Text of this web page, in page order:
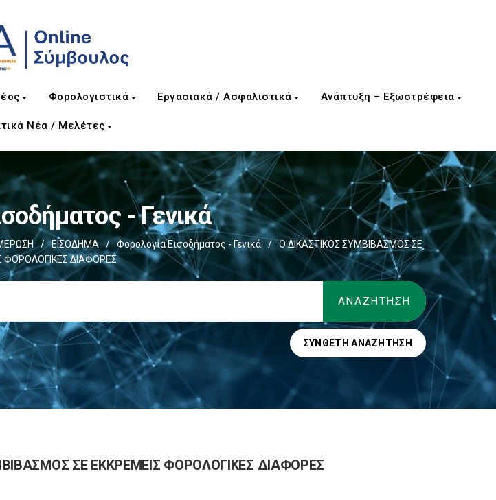
Φορολογιστικά Εργασιακά / Ασφαλιστικά Ανάπτυξη – Εξωστρέφεια
Νέα / Μελέτες
- Γενικά
/ ΕΙΣΟΔΗΜΑ / Φορολογία Εισοδήματος - Γενικά /
Ο ΔΙΚΑΣΤΙΚΟΣ ΣΥΜΒΙΒΑΣΜΟΣ ΣΕ
ΦΟΡΟΛΟΓΙΚΕΣ ΔΙΑΦΟΡΕΣ
ΣΎΝΘΕΤΗ ΑΝΑΖΉΤΗΣΗ
ΣΕ ΕΚΚΡΕΜΕΙΣ ΦΟΡΟΛΟΓΙΚΕΣ ΔΙΑΦΟΡΕΣ